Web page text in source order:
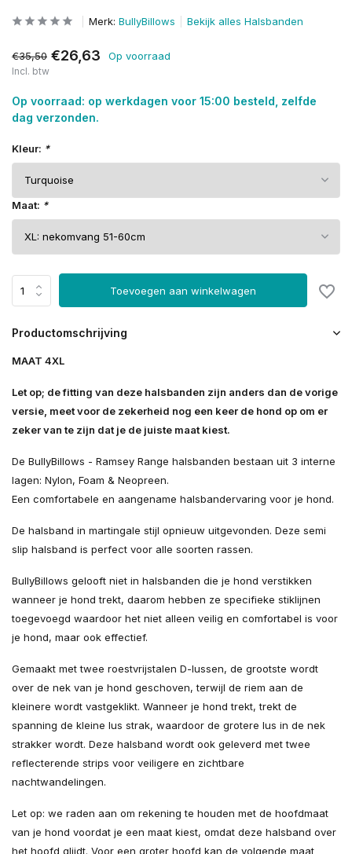
Merk: BullyBillows Bekijk alles Halsbanden
€35,50 €26,63 Op voorraad
Incl. btw
Op voorraad: op werkdagen voor 15:00 besteld, zelfde
dag verzonden.
Kleur: *
Maat: *
Toevoegen aan winkelwagen
Productomschrijving
MAAT 4XL
Let op; de fitting van deze halsbanden zijn anders dan de vorige
versie, meet voor de zekerheid nog een keer de hond op om er
zeker van te zijn dat je de juiste maat kiest.
De BullyBillows - Ramsey Range halsbanden bestaan uit 3 interne
lagen: Nylon, Foam & Neopreen.
Een comfortabele en aangename halsbandervaring voor je hond.
De halsband in martingale stijl opnieuw uitgevonden. Deze semi
slip halsband is perfect voor alle soorten rassen.
BullyBillows gelooft niet in halsbanden die je hond verstikken
wanneer je hond trekt, daarom hebben ze specifieke stiklijnen
toegevoegd waardoor het niet alleen veilig en comfortabel is voor
je hond, maar ook effectief.
Gemaakt met twee roestvrijstalen D-lussen, de grootste wordt
over de nek van je hond geschoven, terwijl de riem aan de
kleinere wordt vastgeklikt. Wanneer je hond trekt, trekt de
spanning de kleine lus strak, waardoor de grotere lus in de nek
strakker wordt. Deze halsband wordt ook geleverd met twee
reflecterende strips voor veiligere en zichtbare
nachtwandelingen.
Let op: we raden aan om rekening te houden met de hoofdmaat
van je hond voordat je een maat kiest, omdat deze halsband over
het hoofd glijdt. Voor een groter hoofd kan de volgende maat